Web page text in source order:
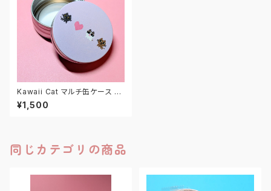
Kawaii Cat マルチ缶ケース M
マカロンラベンダー
¥1,500
同じカテゴリの商品